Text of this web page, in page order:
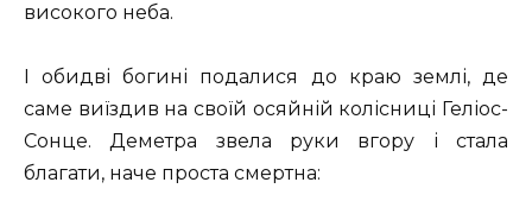
високого неба.
І обидві богині подалися до краю землі, де
саме виїздив на своїй осяйній колісниці Геліос-
Сонце. Деметра звела руки вгору і стала
благати, наче проста смертна: